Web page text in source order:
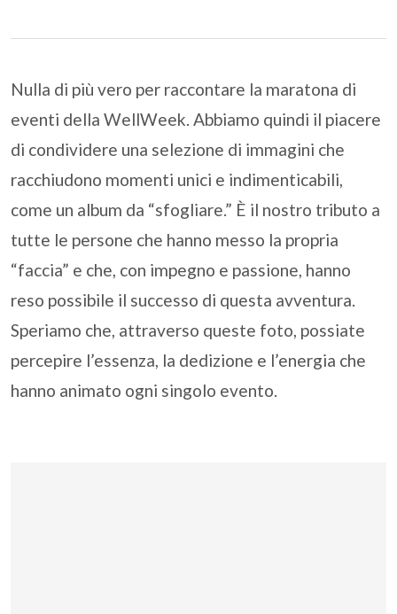
Nulla di più vero per raccontare la maratona di
eventi della WellWeek. Abbiamo quindi il piacere
di condividere una selezione di immagini che
racchiudono momenti unici e indimenticabili,
come un album da “sfogliare.” È il nostro tributo a
tutte le persone che hanno messo la propria
“faccia” e che, con impegno e passione, hanno
reso possibile il successo di questa avventura.
Speriamo che, attraverso queste foto, possiate
percepire l’essenza, la dedizione e l’energia che
hanno animato ogni singolo evento.